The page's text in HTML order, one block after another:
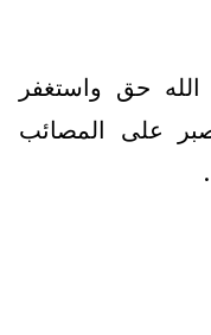
حق واستغفر
على المصائب